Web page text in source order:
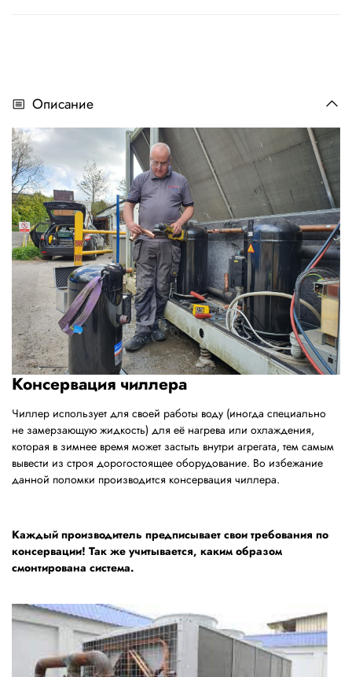
Описание
Консервация чиллера
Чиллер использует для своей работы воду (иногда специально
не замерзающую жидкость) для её нагрева или охлаждения,
которая в зимнее время может застыть внутри агрегата, тем самым
вывести из строя дорогостоящее оборудование. Во избежание
данной поломки производится консервация чиллера.
Каждый производитель предписывает свои требования по
консервации! Так же учитывается, каким образом
смонтирована система.